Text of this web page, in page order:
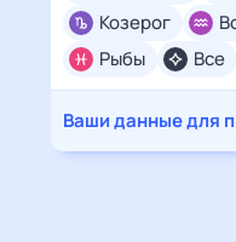
Все
Козерог
Рыбы
Ваши данные для